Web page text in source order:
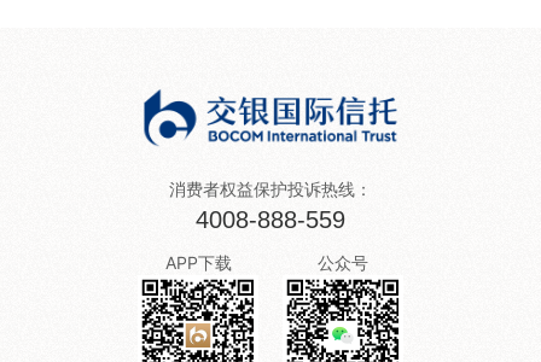
消费者权益保护投诉热线：
4008-888-559
APP下载 公众号